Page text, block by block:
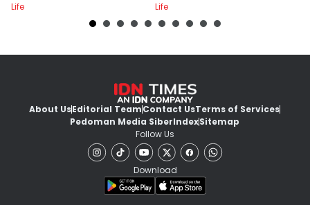
Life
Life
About UsEditorial TeamContact UsTerms of Services
Pedoman Media SiberIndexSitemap
Follow Us
Download